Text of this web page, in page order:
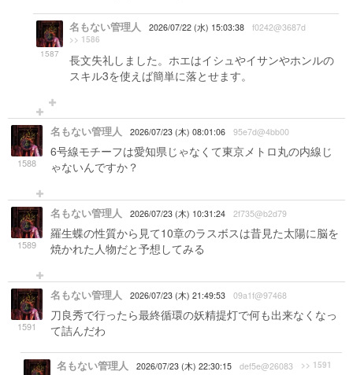
1587
名もない管理人 2026/07/22 (水) 15:03:38 f0242@3687d
>> 1586
長文失礼しました。ホエはイシュやイサンやホンルの
スキル3を使えば簡単に落とせます。
1588
名もない管理人 2026/07/23 (木) 08:01:06 95e7d@4bb00
6号線モチーフは愛知県じゃなくて東京メトロ丸の内線じ
ゃないんですか？
1589
名もない管理人 2026/07/23 (木) 10:31:24 2f735@b2d79
羅生蝶の性質から見て10章のラスボスは昔見た太陽に脳を
焼かれた人物だと予想してみる
1591
名もない管理人 2026/07/23 (木) 21:49:53 09a1f@97468
刀良秀で行ったら最終循環の妖精提灯で何も出来なくなっ
て詰んだわ
名もない管理人 2026/07/23 (木) 22:30:15 def5e@26083 >> 1591